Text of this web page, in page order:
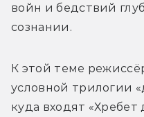
войн и бедствий
сознании.
К этой теме
условной трилогии
куда входят «Хребет